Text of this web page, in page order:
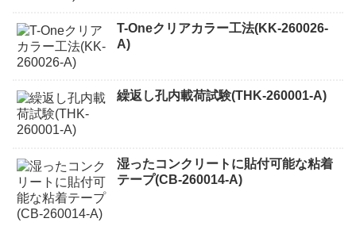
T-Oneクリアカラー工法(KK-260026-
A)
繰返し孔内載荷試験(THK-260001-A)
湿ったコンクリートに貼付可能な粘着
テープ(CB-260014-A)